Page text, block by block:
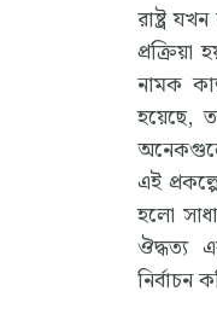
রাষ্ট্র
প্রক্রিয়া
নামক
হয়েছে,
এই
হলো
ঔদ্ধত্য
নির্বাচন